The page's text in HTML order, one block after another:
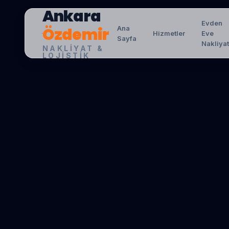
Ankara
Özdemir
NAKLIYAT &
LOJISTIK
Ana
Sayfa
Hizmetler
Evden
Eve
Nakliyat